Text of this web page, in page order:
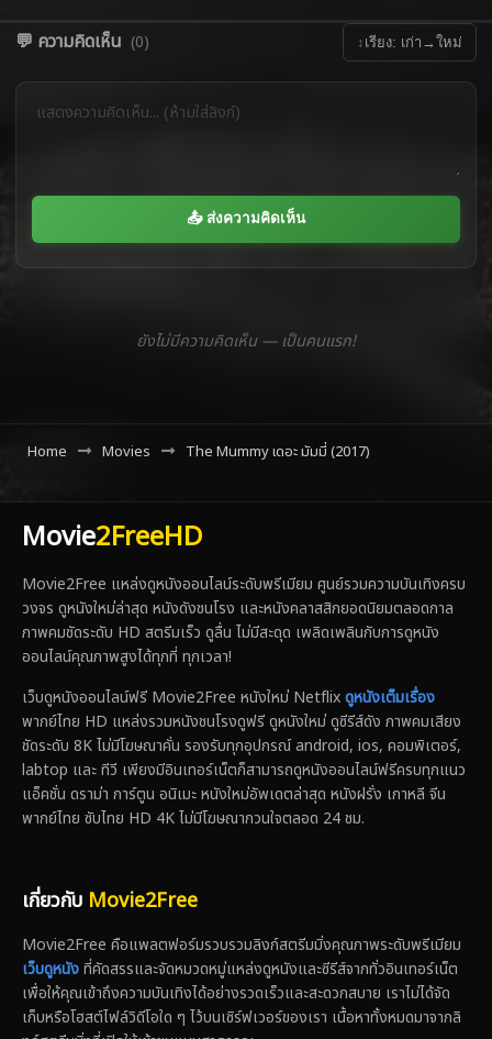
💬 ความคิดเห็น (0) ↕ เรียง: เก่า→ใหม่
📤 ส่งความคิดเห็น
ยังไม่มีความคิดเห็น — เป็นคนแรก!
Home Movies The Mummy เดอะ มัมมี่ (2017)
Movie2FreeHD
Movie2Free แหล่งดูหนังออนไลน์ระดับพรีเมียม ศูนย์รวมความบันเทิงครบ
วงจร ดูหนังใหม่ล่าสุด หนังดังชนโรง และหนังคลาสสิกยอดนิยมตลอดกาล
ภาพคมชัดระดับ HD สตรีมเร็ว ดูลื่น ไม่มีสะดุด เพลิดเพลินกับการดูหนัง
ออนไลน์คุณภาพสูงได้ทุกที่ ทุกเวลา!
เว็บดูหนังออนไลน์ฟรี Movie2Free หนังใหม่ Netflixดูหนังเต็มเรื่อง
พากย์ไทย HD แหล่งรวมหนังชนโรงดูฟรี ดูหนังใหม่ ดูซีรีส์ดัง ภาพคมเสียง
ชัดระดับ 8K ไม่มีโฆษณาคั่น รองรับทุกอุปกรณ์ android, ios, คอมพิเตอร์,
labtop และ ทีวี เพียงมีอินเทอร์เน็ตก็สามารถดูหนังออนไลน์ฟรีครบทุกแนว
แอ็คชั่น ดราม่า การ์ตูน อนิเมะ หนังใหม่อัพเดตล่าสุด หนังฝรั่ง เกาหลี จีน
พากย์ไทย ซับไทย HD 4K ไม่มีโฆษณากวนใจตลอด 24 ชม.
เกี่ยวกับ Movie2Free
Movie2Free คือแพลตฟอร์มรวบรวมลิงก์สตรีมมิ่งคุณภาพระดับพรีเมียม
เว็บดูหนังที่คัดสรรและจัดหมวดหมู่แหล่งดูหนังและซีรีส์จากทั่วอินเทอร์เน็ต
เพื่อให้คุณเข้าถึงความบันเทิงได้อย่างรวดเร็วและสะดวกสบาย เราไม่ได้จัด
เก็บหรือโฮสต์ไฟล์วิดีโอใด ๆ ไว้บนเซิร์ฟเวอร์ของเรา เนื้อหาทั้งหมดมาจากลิ